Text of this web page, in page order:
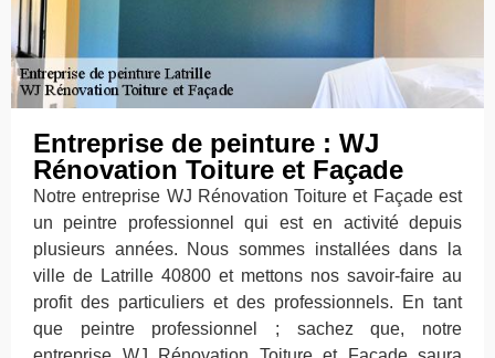
Entreprise de peinture : WJ
Rénovation Toiture et Façade
Notre entreprise WJ Rénovation Toiture et Façade est
un peintre professionnel qui est en activité depuis
plusieurs années. Nous sommes installées dans la
ville de Latrille 40800 et mettons nos savoir-faire au
profit des particuliers et des professionnels. En tant
que peintre professionnel ; sachez que, notre